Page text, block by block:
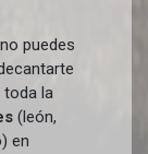
puedes
toda la
(león,
en